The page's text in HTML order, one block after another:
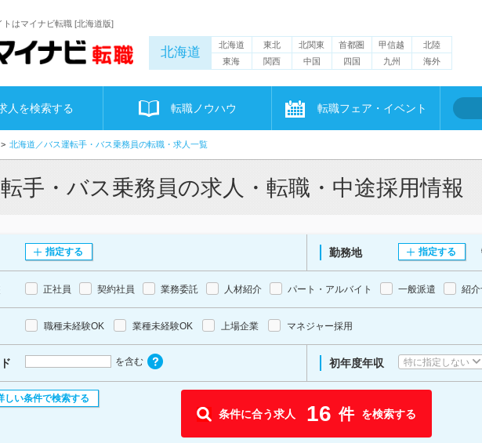
トはマイナビ転職 [北海道版]
北海道 北海道 東北 北関東 首都圏 甲信越
北陸
東海
関西 中国 四国 九州 海外
人を検索する 転職ノウハウ 転職フェア・イベント
北海道／バス運転手・バス乗務員の転職・求人一覧
手・バス乗務員の求人・転職・中途採用情報
指定する 勤務地 指定する
正社員 契約社員 業務委託 人材紹介 パート・アルバイト 一般派遣 紹
職種未経験OK 業種未経験OK 上場企業 マネジャー採用
を含む 初年度年収 特に指定しない
しい条件で検索する
条件に合う求人 16 件 を検索する